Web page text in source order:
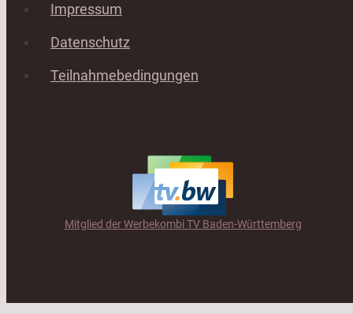
Impressum
Datenschutz
Teilnahmebedingungen
Mitglied der Werbekombi TV Baden-Württemberg